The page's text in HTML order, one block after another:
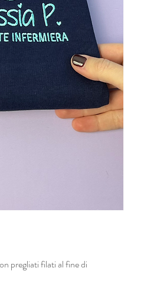
pregliati filati al fine di